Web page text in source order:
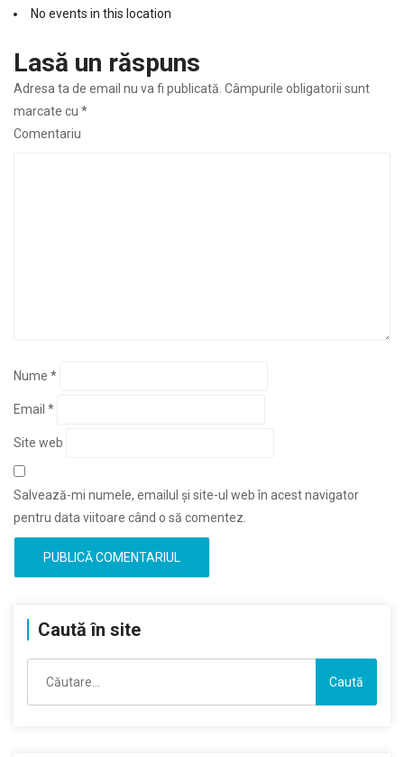
No events in this location
Lasă un răspuns
Adresa ta de email nu va fi publicată. Câmpurile obligatorii sunt
marcate cu *
Comentariu
Nume *
Email *
Site web
Salvează-mi numele, emailul și site-ul web în acest navigator
pentru data viitoare când o să comentez.
Caută în site
după: